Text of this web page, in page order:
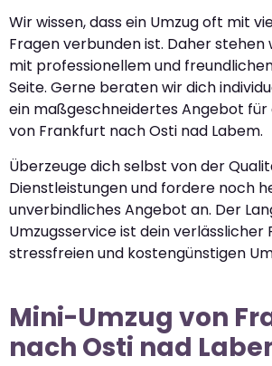
Wir wissen, dass ein Umzug oft mit
Fragen verbunden ist. Daher stehen
mit professionellem und
Seite. Gerne beraten wir dich
ein maßgeschneidertes Angebot für
von Frankfurt nach Osti nad Labem.
Überzeuge dich selbst von der
Dienstleistungen und fordere noch
unverbindliches Angebot an. Der
Umzugsservice ist dein
stressfreien und kostengünstigen
Mini-Umzug von
nach Osti nad